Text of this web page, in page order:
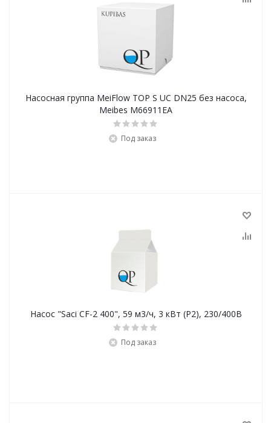
Насосная группа MeiFlow TOP S UC DN25 без насоса,
Meibes M66911EA
Под заказ
Насос "Saci CF-2 400", 59 м3/ч, 3 кВт (P2), 230/400В
Под заказ